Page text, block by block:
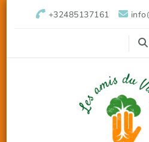
+32485137161